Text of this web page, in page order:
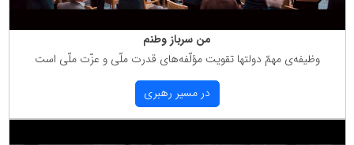
من سرباز وطنم
وظیفه‌ی مهمّ دولتها تقویت مؤلّفه‌های قدرت ملّی و عزّت ملّی است
در مسیر رهبری